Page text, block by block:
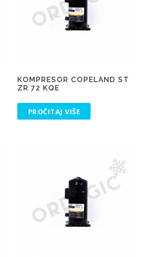
KOMPRESOR COPELAND ST
ZR 72 KQE
PROČITAJ VIŠE